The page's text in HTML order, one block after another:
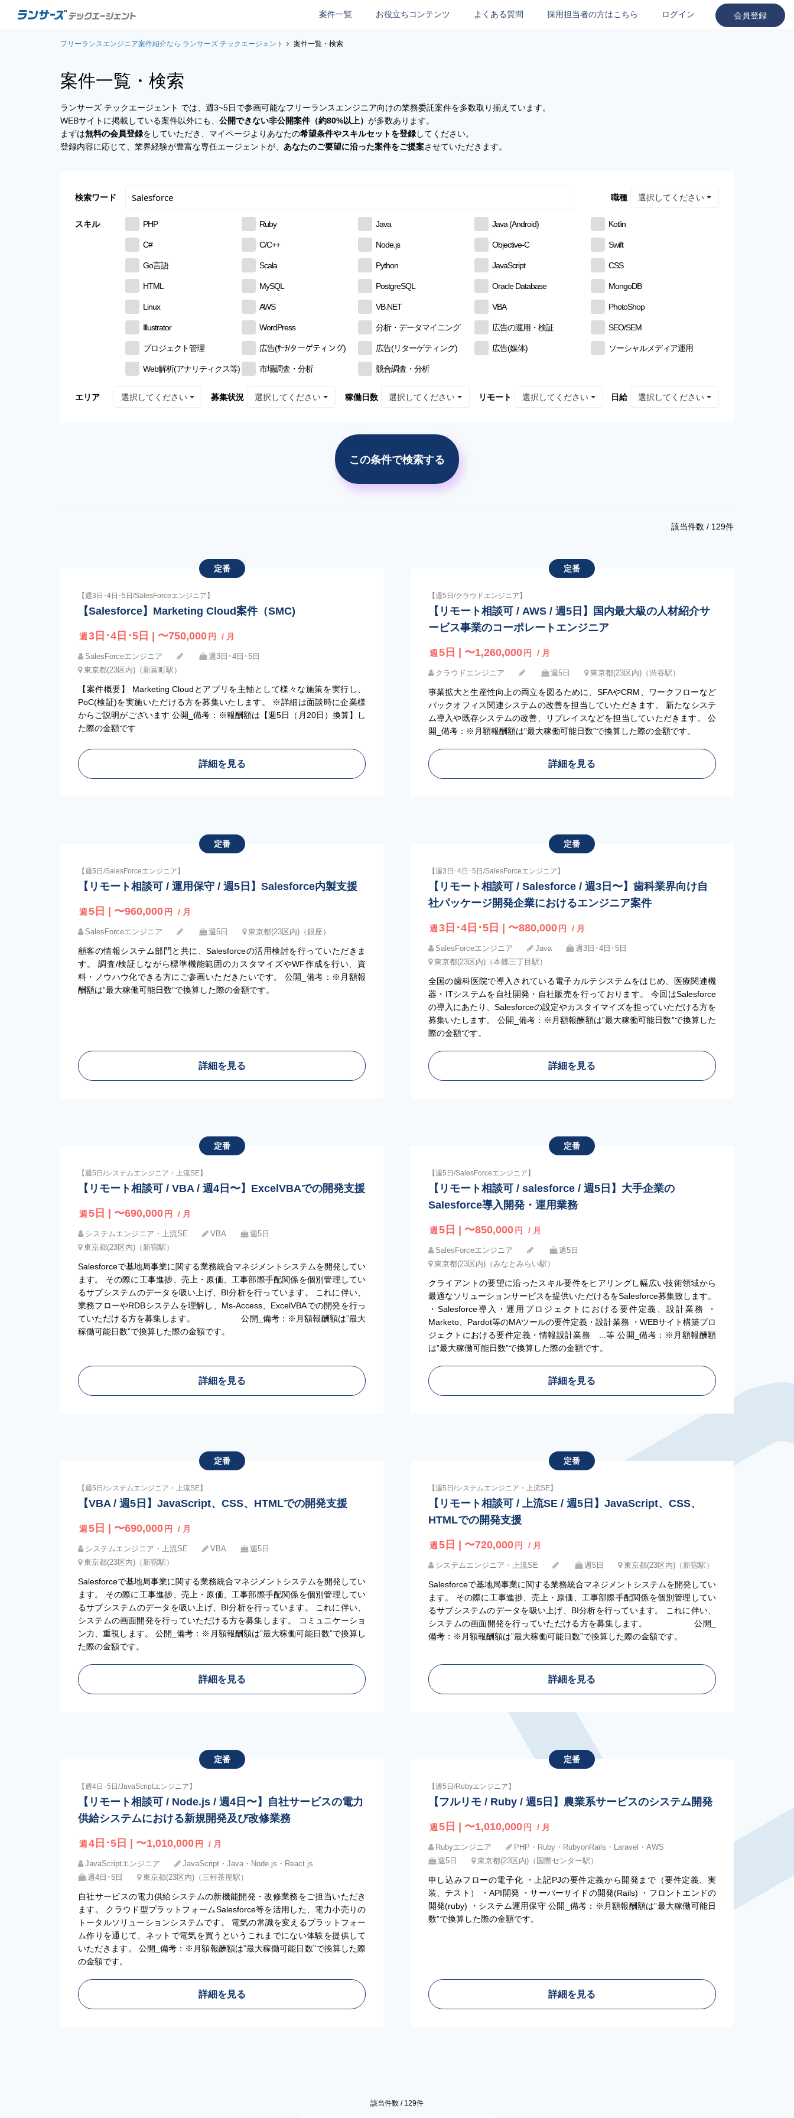
案件一覧 お役立ちコンテンツ よくある質問 採用担当者の方はこちら ログイン 会員登録
フリーランスエンジニア案件紹介なら ランサーズ テックエージェント 案件一覧・検索
案件一覧・検索
ランサーズ テックエージェント では、週3~5日で参画可能なフリーランスエンジニア向けの業務委託案件を多数取り揃えています。
WEBサイトに掲載している案件以外にも、 公開できない非公開案件（約80%以上） が多数あります。
まずは無料の会員登録をしていただき、マイページよりあなたの希望条件やスキルセットを登録してください。
登録内容に応じて、業界経験が豊富な専任エージェントが、 あなたのご要望に沿った案件をご提案させていただきます。
検索ワード 職種 選択してください
スキル PHP Ruby Java Java (Android) Kotlin
C# C/C++ Node.js Objective-C Swift
Go言語 Scala Python JavaScript CSS
HTML MySQL PostgreSQL Oracle Database MongoDB
Linux AWS VB.NET VBA PhotoShop
Illustrator WordPress 分析・データマイニング 広告の運用・検証 SEO/SEM
プロジェクト管理 広告(ｻｰﾁ/ターゲティング) 広告(リターゲティング) 広告(媒体) ソーシャルメディア運用
Web解析(アナリティクス等) 市場調査・分析 競合調査・分析
エリア 選択してください 募集状況 選択してください 稼働日数 選択してください リモート 選択してください 日給 選択してください
この条件で検索する
該当件数 / 129件
定番
【週3日･4日･5日/SalesForceエンジニア】
【Salesforce】Marketing Cloud案件（SMC)
週 3日･4日･5日 | 〜750,000 円 / 月
SalesForceエンジニア
週3日･4日･5日
東京都(23区内)（新富町駅）
【案件概要】 Marketing Cloudとアプリを主軸として様々な施策を実行し、
PoC(検証)を実施いただける方を募集いたします。 ※詳細は面談時に企業様
からご説明がございます 公開_備考：※報酬額は【週5日（月20日）換算】し
た際の金額です
詳細を見る
定番
【週5日/クラウドエンジニア】
【リモート相談可 / AWS / 週5日】国内最大級の人材紹介サ
ービス事業のコーポレートエンジニア
週 5日 | 〜1,260,000 円 / 月
クラウドエンジニア 週5日 東京都(23区内)（渋谷駅）
事業拡大と生産性向上の両立を図るために、SFAやCRM、ワークフローなど
バックオフィス関連システムの改善を担当していただきます。 新たなシステ
ム導入や既存システムの改善、リプレイスなどを担当していただきます。 公
開_備考：※月額報酬額は”最大稼働可能日数”で換算した際の金額です。
詳細を見る
定番
【週5日/SalesForceエンジニア】
【リモート相談可 / 運用保守 / 週5日】Salesforce内製支援
週 5日 | 〜960,000 円 / 月
SalesForceエンジニア 週5日 東京都(23区内)（銀座）
顧客の情報システム部門と共に、Salesforceの活用検討を行っていただきま
す。 調査/検証しながら標準機能範囲のカスタマイズやWF作成を行い、資
料・ノウハウ化できる方にご参画いただきたいです。 公開_備考：※月額報
酬額は”最大稼働可能日数”で換算した際の金額です。
詳細を見る
定番
【週3日･4日･5日/SalesForceエンジニア】
【リモート相談可 / Salesforce / 週3日〜】歯科業界向け自
社パッケージ開発企業におけるエンジニア案件
週 3日･4日･5日 | 〜880,000 円 / 月
SalesForceエンジニア Java
週3日･4日･5日
東京都(23区内)（本郷三丁目駅）
全国の歯科医院で導入されている電子カルテシステムをはじめ、医療関連機
器・ITシステムを自社開発・自社販売を行っております。 今回はSalesforce
の導入にあたり、Salesforceの設定やカスタイマイズを担っていただける方を
募集いたします。 公開_備考：※月額報酬額は”最大稼働可能日数”で換算した
際の金額です。
詳細を見る
定番
【週5日/システムエンジニア・上流SE】
【リモート相談可 / VBA / 週4日〜】ExcelVBAでの開発支援
週 5日 | 〜690,000 円 / 月
システムエンジニア・上流SE VBA
週5日
東京都(23区内)（新宿駅）
Salesforceで基地局事業に関する業務統合マネジメントシステムを開発してい
ます。 その際に工事進捗、売上・原価、工事部際手配関係を個別管理してい
るサブシステムのデータを吸い上げ、BI分析を行っています。 これに伴い、
業務フローやRDBシステムを理解し、Ms-Access、ExcelVBAでの開発を行っ
ていただける方を募集します。 公開_備考：※月額報酬額は”最大
稼働可能日数”で換算した際の金額です。
詳細を見る
定番
【週5日/SalesForceエンジニア】
【リモート相談可 / salesforce / 週5日】大手企業の
Salesforce導入開発・運用業務
週 5日 | 〜850,000 円 / 月
SalesForceエンジニア
週5日
東京都(23区内)（みなとみらい駅）
クライアントの要望に沿ったスキル要件をヒアリングし幅広い技術領域から
最適なソリューションサービスを提供いただけるをSalesforce募集致します。
・Salesforce導入・運用プロジェクトにおける要件定義、設計業務 ・
Marketo、Pardot等のMAツールの要件定義・設計業務 ・WEBサイト構築プロ
ジェクトにおける要件定義・情報設計業務 ...等 公開_備考：※月額報酬額
は”最大稼働可能日数”で換算した際の金額です。
詳細を見る
定番
【週5日/システムエンジニア・上流SE】
【VBA / 週5日】JavaScript、CSS、HTMLでの開発支援
週 5日 | 〜690,000 円 / 月
システムエンジニア・上流SE VBA
週5日
東京都(23区内)（新宿駅）
Salesforceで基地局事業に関する業務統合マネジメントシステムを開発してい
ます。 その際に工事進捗、売上・原価、工事部際手配関係を個別管理してい
るサブシステムのデータを吸い上げ、BI分析を行っています。 これに伴い、
システムの画面開発を行っていただける方を募集します。 コミュニケーショ
ン力、重視します。 公開_備考：※月額報酬額は”最大稼働可能日数”で換算し
た際の金額です。
詳細を見る
定番
【週5日/システムエンジニア・上流SE】
【リモート相談可 / 上流SE / 週5日】JavaScript、CSS、
HTMLでの開発支援
週 5日 | 〜720,000 円 / 月
システムエンジニア・上流SE 週5日 東京都(23区内)（新宿駅）
Salesforceで基地局事業に関する業務統合マネジメントシステムを開発してい
ます。 その際に工事進捗、売上・原価、工事部際手配関係を個別管理してい
るサブシステムのデータを吸い上げ、BI分析を行っています。 これに伴い、
システムの画面開発を行っていただける方を募集します。 公開_
備考：※月額報酬額は”最大稼働可能日数”で換算した際の金額です。
詳細を見る
定番
【週4日･5日/JavaScriptエンジニア】
【リモート相談可 / Node.js / 週4日〜】自社サービスの電力
供給システムにおける新規開発及び改修業務
週 4日･5日 | 〜1,010,000 円 / 月
JavaScriptエンジニア
JavaScript・Java・Node.js・React.js
週4日･5日
東京都(23区内)（三軒茶屋駅）
自社サービスの電力供給システムの新機能開発・改修業務をご担当いただき
ます。 クラウド型プラットフォームSalesforce等を活用した、電力小売りの
トータルソリューションシステムです。 電気の常識を変えるプラットフォー
ム作りを通じて、ネットで電気を買うというこれまでにない体験を提供して
いただきます。 公開_備考：※月額報酬額は”最大稼働可能日数”で換算した際
の金額です。
詳細を見る
定番
【週5日/Rubyエンジニア】
【フルリモ / Ruby / 週5日】農業系サービスのシステム開発
週 5日 | 〜1,010,000 円 / 月
Rubyエンジニア
PHP・Ruby・RubyonRails・Laravel・AWS
週5日
東京都(23区内)（国際センター駅）
申し込みフローの電子化 ・上記PJの要件定義から開発まで（要件定義、実
装、テスト） ・API開発 ・サーバーサイドの開発(Rails) ・フロントエンドの
開発(ruby) ・システム運用保守 公開_備考：※月額報酬額は”最大稼働可能日
数”で換算した際の金額です。
詳細を見る
該当件数 / 129件